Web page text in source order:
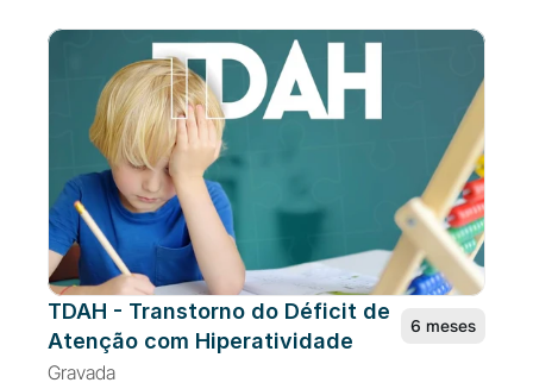
TDAH - Transtorno do Déficit de
Atenção com Hiperatividade
6 meses
Gravada